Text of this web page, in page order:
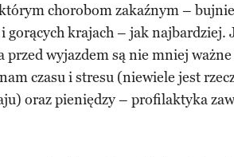
chorobom zakaźnym –
i gorących krajach – jak
przed wyjazdem są nie mniej
czasu i stresu (niewiele jest
oraz pieniędzy – profilaktyka